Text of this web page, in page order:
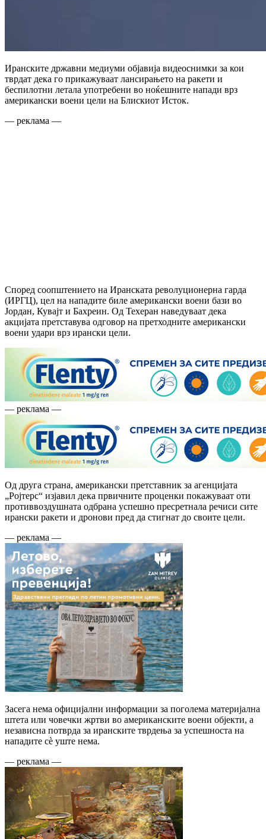
Иранските државни медиуми објавија видеоснимки за кои
тврдат дека го прикажуваат лансирањето на ракети и
беспилотни летала употребени во ноќешните напади врз
американски воени цели на Блискиот Исток.
— реклама —
Според соопштението на Иранската револуционерна гарда
(ИРГЦ), цел на нападите биле американски воени бази во
Јордан, Кувајт и Бахреин. Од Техеран наведуваат дека
акцијата претставува одговор на претходните американски
воени удари врз ирански цели.
— реклама —
Од друга страна, американски претставник за агенцијата
„Ројтерс“ изјавил дека првичните проценки покажуваат оти
противвоздушната одбрана успешно пресретнала речиси сите
ирански ракети и дронови пред да стигнат до своите цели.
— реклама —
Засега нема официјални информации за поголема материјална
штета или човечки жртви во американските воени објекти, а
независна потврда за иранските тврдења за успешноста на
нападите сè уште нема.
— реклама —